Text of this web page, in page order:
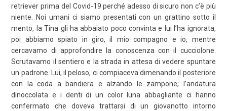
retriever prima del Covid-19 perché adesso di sicuro non c’è più
niente. Noi umani ci siamo presentati con un grattino sotto il
mento, la Tina gli ha abbaiato poco convinta e lui l’ha ignorata,
poi abbiamo spiato in giro, il mio compagno e io, mentre
cercavamo di approfondire la conoscenza con il cucciolone.
Scrutavamo il sentiero e la strada in attesa di vedere spuntare
un padrone. Lui, il peloso, ci compiaceva dimenando il posteriore
con la coda a bandiera e alzando le zampone; l’andatura
dinoccolata e i denti di un color luna abbagliante ci hanno
confermato che doveva trattarsi di un giovanotto intorno